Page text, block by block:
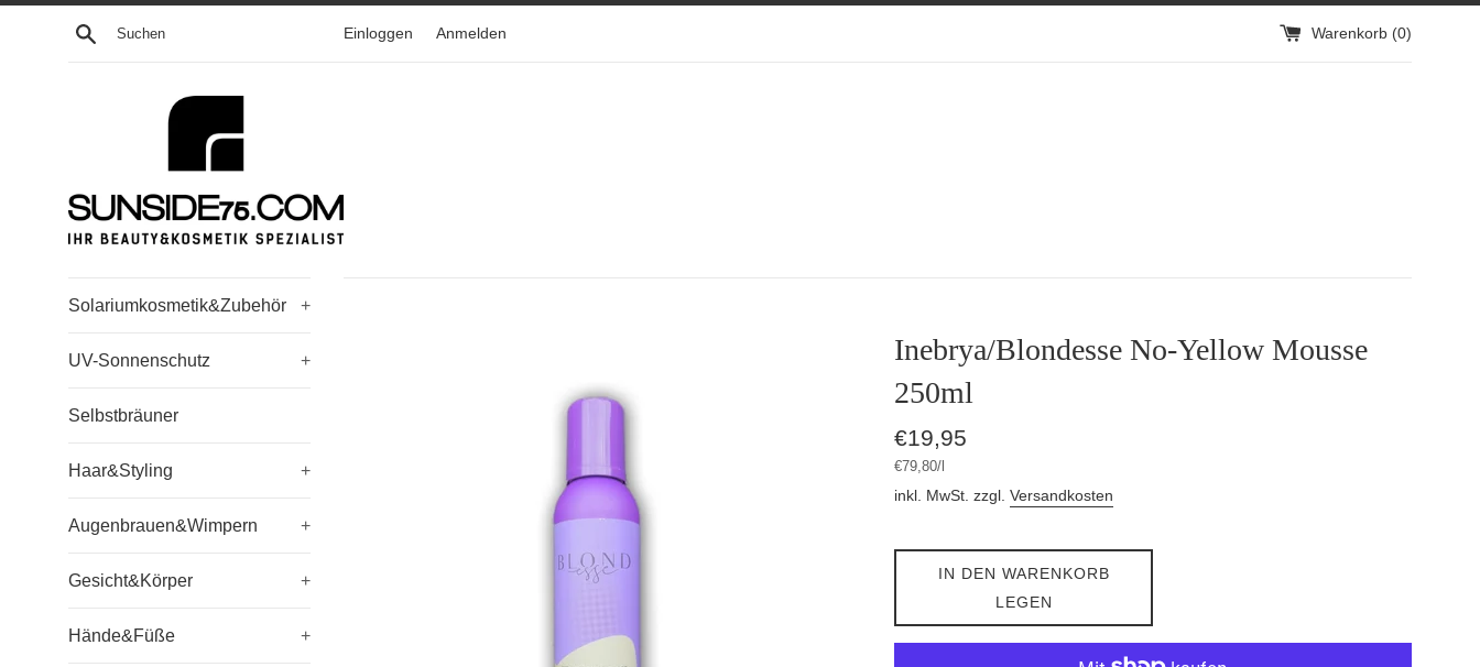
Direkt
Suchen Einloggen Anmelden Warenkorb (0)
Solariumkosmetik&Zubehör +
UV-Sonnenschutz +
Selbstbräuner
Haar&Styling +
Augenbrauen&Wimpern +
Gesicht&Körper +
Hände&Füße +
Inebrya/Blondesse No-Yellow Mousse
250ml
Normaler
Preis
€19,95
Stückpreis
€79,80/pro
inkl. MwSt. zzgl. Versandkosten
IN DEN WARENKORB
LEGEN